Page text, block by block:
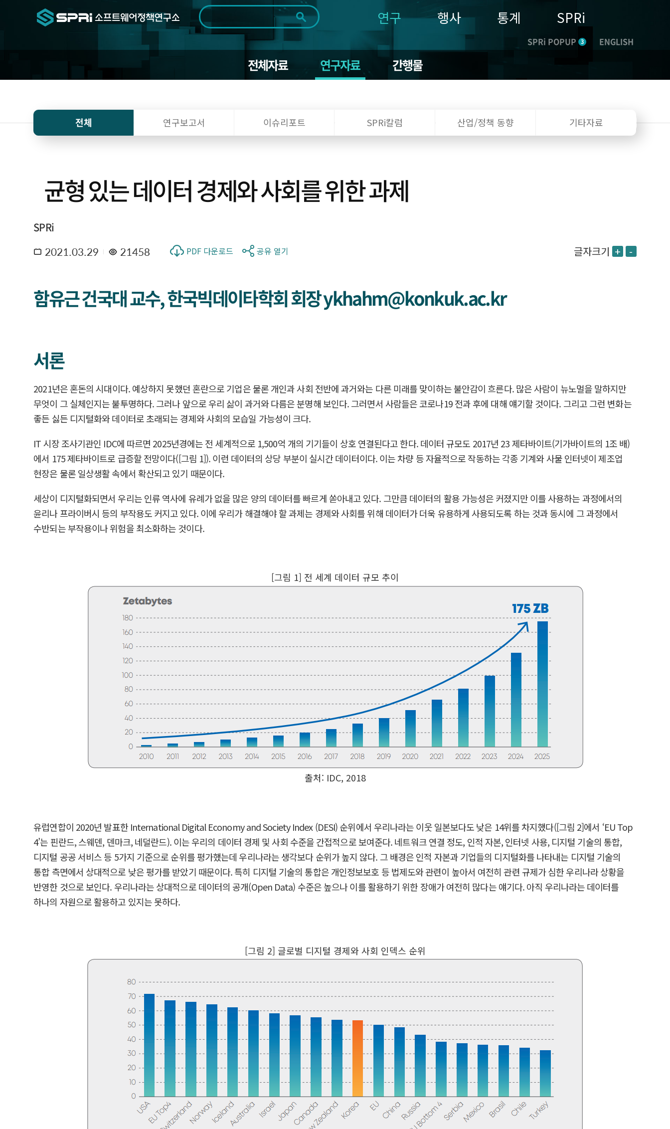
검색범위 전체
기간 전체 1일 1주 1개월 3개월 1년
~
연구 행사 통계 SPRi
SPRi POPUP 3 ENGLISH
전체자료 연구자료 간행물
전체 연구보고서 이슈리포트 SPRi칼럼 산업/정책 동향 기타자료
균형 있는 데이터 경제와 사회를 위한 과제
SPRi
2021.03.29 21458 PDF 다운로드 공유 열기 글자크기 + -
함유근 건국대 교수, 한국빅데이타학회 회장 ykhahm@konkuk.ac.kr
서론
2021년은 혼돈의 시대이다. 예상하지 못했던 혼란으로 기업은 물론 개인과 사회 전반에 과거와는 다른 미래를 맞이하는 불안감이 흐른다. 많은 사람이 뉴노멀을 말하지만
무엇이 그 실체인지는 불투명하다. 그러나 앞으로 우리 삶이 과거와 다름은 분명해 보인다. 그러면서 사람들은 코로나19 전과 후에 대해 얘기할 것이다. 그리고 그런 변화는
좋든 싫든 디지털화와 데이터로 초래되는 경제와 사회의 모습일 가능성이 크다.
IT 시장 조사기관인 IDC에 따르면 2025년경에는 전 세계적으로 1,500억 개의 기기들이 상호 연결된다고 한다. 데이터 규모도 2017년 23 제타바이트(기가바이트의 1조 배)
에서 175 제타바이트로 급증할 전망이다([그림 1]). 이런 데이터의 상당 부분이 실시간 데이터이다. 이는 차량 등 자율적으로 작동하는 각종 기계와 사물 인터넷이 제조업
현장은 물론 일상생활 속에서 확산되고 있기 때문이다.
세상이 디지털화되면서 우리는 인류 역사에 유례가 없을 많은 양의 데이터를 빠르게 쏟아내고 있다. 그만큼 데이터의 활용 가능성은 커졌지만 이를 사용하는 과정에서의
윤리나 프라이버시 등의 부작용도 커지고 있다. 이에 우리가 해결해야 할 과제는 경제와 사회를 위해 데이터가 더욱 유용하게 사용되도록 하는 것과 동시에 그 과정에서
수반되는 부작용이나 위험을 최소화하는 것이다.
[그림 1] 전 세계 데이터 규모 추이
출처: IDC, 2018
유럽연합이 2020년 발표한 International Digital Economy and Society Index (DESI) 순위에서 우리나라는 이웃 일본보다도 낮은 14위를 차지했다([그림 2]에서 ‘EU Top
4’는 핀란드, 스웨덴, 덴마크, 네덜란드). 이는 우리의 데이터 경제 및 사회 수준을 간접적으로 보여준다. 네트워크 연결 정도, 인적 자본, 인터넷 사용, 디지털 기술의 통합,
디지털 공공 서비스 등 5가지 기준으로 순위를 평가했는데 우리나라는 생각보다 순위가 높지 않다. 그 배경은 인적 자본과 기업들의 디지털화를 나타내는 디지털 기술의
통합 측면에서 상대적으로 낮은 평가를 받았기 때문이다. 특히 디지털 기술의 통합은 개인정보보호 등 법제도와 관련이 높아서 여전히 관련 규제가 심한 우리나라 상황을
반영한 것으로 보인다. 우리나라는 상대적으로 데이터의 공개(Open Data) 수준은 높으나 이를 활용하기 위한 장애가 여전히 많다는 얘기다. 아직 우리나라는 데이터를
하나의 자원으로 활용하고 있지는 못하다.
[그림 2] 글로벌 디지털 경제와 사회 인덱스 순위